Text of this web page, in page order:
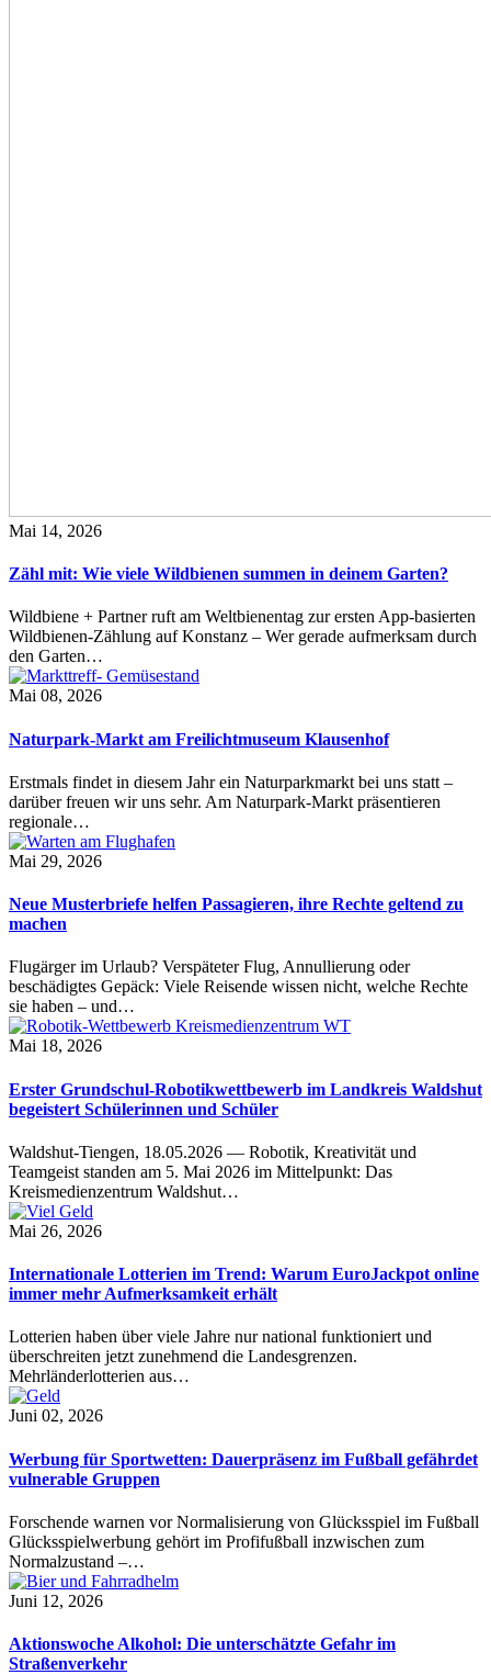
Mai 14, 2026
Zähl mit: Wie viele Wildbienen summen in deinem Garten?
Wildbiene + Partner ruft am Weltbienentag zur ersten App-basierten
Wildbienen-Zählung auf Konstanz – Wer gerade aufmerksam durch
den Garten…
Mai 08, 2026
Naturpark-Markt am Freilichtmuseum Klausenhof
Erstmals findet in diesem Jahr ein Naturparkmarkt bei uns statt –
darüber freuen wir uns sehr. Am Naturpark-Markt präsentieren
regionale…
Mai 29, 2026
Neue Musterbriefe helfen Passagieren, ihre Rechte geltend zu
machen
Flugärger im Urlaub? Verspäteter Flug, Annullierung oder
beschädigtes Gepäck: Viele Reisende wissen nicht, welche Rechte
sie haben – und…
Mai 18, 2026
Erster Grundschul-Robotikwettbewerb im Landkreis Waldshut
begeistert Schülerinnen und Schüler
Waldshut-Tiengen, 18.05.2026 — Robotik, Kreativität und
Teamgeist standen am 5. Mai 2026 im Mittelpunkt: Das
Kreismedienzentrum Waldshut…
Mai 26, 2026
Internationale Lotterien im Trend: Warum EuroJackpot online
immer mehr Aufmerksamkeit erhält
Lotterien haben über viele Jahre nur national funktioniert und
überschreiten jetzt zunehmend die Landesgrenzen.
Mehrländerlotterien aus…
Juni 02, 2026
Werbung für Sportwetten: Dauerpräsenz im Fußball gefährdet
vulnerable Gruppen
Forschende warnen vor Normalisierung von Glücksspiel im Fußball
Glücksspielwerbung gehört im Profifußball inzwischen zum
Normalzustand –…
Juni 12, 2026
Aktionswoche Alkohol: Die unterschätzte Gefahr im
Straßenverkehr